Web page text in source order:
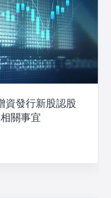
資發行新股認股
關事宜